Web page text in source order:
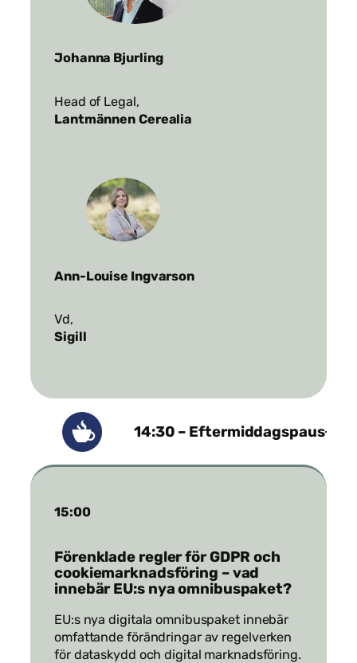
Johanna Bjurling
Head of Legal,
Lantmännen Cerealia
Ann-Louise Ingvarson
Vd,
Sigill
14:30 – Eftermiddagspaus
15:00
Förenklade regler för GDPR och
cookiemarknadsföring – vad
innebär EU:s nya omnibuspaket?
EU:s nya digitala omnibuspaket innebär
omfattande förändringar av regelverken
för dataskydd och digital marknadsföring.